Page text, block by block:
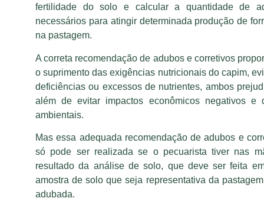
fertilidade do solo e calcular a quantidade de
necessários para atingir determinada produção de
na pastagem.
A correta recomendação de adubos e corretivos
o suprimento das exigências nutricionais do capim,
deficiências ou excessos de nutrientes, ambos
além de evitar impactos econômicos negativos e
ambientais.
Mas essa adequada recomendação de adubos e
só pode ser realizada se o pecuarista tiver nas
resultado da análise de solo, que deve ser feita
amostra de solo que seja representativa da
adubada.